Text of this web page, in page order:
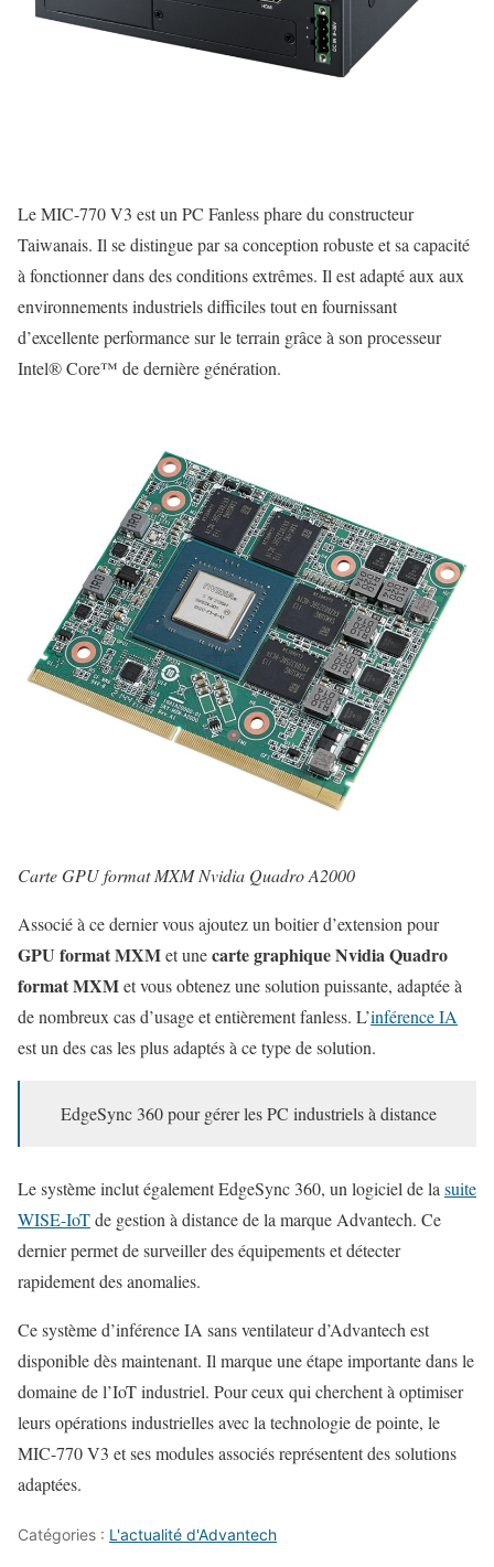
Le MIC-770 V3 est un PC Fanless phare du constructeur
Taiwanais. Il se distingue par sa conception robuste et sa capacité
à fonctionner dans des conditions extrêmes. Il est adapté aux aux
environnements industriels difficiles tout en fournissant
d’excellente performance sur le terrain grâce à son processeur
Intel® Core™ de dernière génération.
Carte GPU format MXM Nvidia Quadro A2000
Associé à ce dernier vous ajoutez un boitier d’extension pour
GPU format MXMet unecarte graphique Nvidia Quadro
format MXMet vous obtenez une solution puissante, adaptée à
de nombreux cas d’usage et entièrement fanless. L’inférence IA
est un des cas les plus adaptés à ce type de solution.
EdgeSync 360 pour gérer les PC industriels à distance
Le système inclut également EdgeSync 360, un logiciel de lasuite
WISE-IoTde gestion à distance de la marque Advantech. Ce
dernier permet de surveiller des équipements et détecter
rapidement des anomalies.
Ce système d’inférence IA sans ventilateur d’Advantech est
disponible dès maintenant. Il marque une étape importante dans le
domaine de l’IoT industriel. Pour ceux qui cherchent à optimiser
leurs opérations industrielles avec la technologie de pointe, le
MIC-770 V3 et ses modules associés représentent des solutions
adaptées.
Catégories : L'actualité d'Advantech